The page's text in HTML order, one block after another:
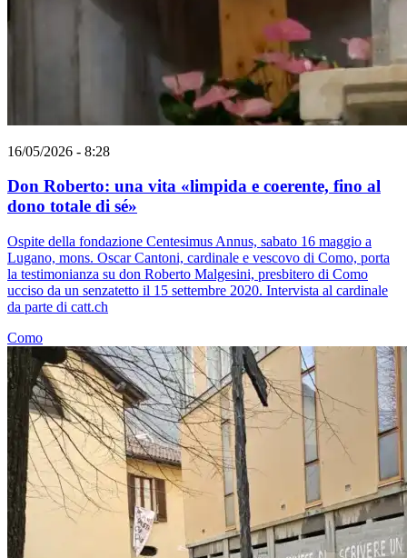
16/05/2026 - 8:28
Don Roberto: una vita «limpida e coerente, fino al
dono totale di sé»
Ospite della fondazione Centesimus Annus, sabato 16 maggio a
Lugano, mons. Oscar Cantoni, cardinale e vescovo di Como, porta
la testimonianza su don Roberto Malgesini, presbitero di Como
ucciso da un senzatetto il 15 settembre 2020. Intervista al cardinale
da parte di catt.ch
Como